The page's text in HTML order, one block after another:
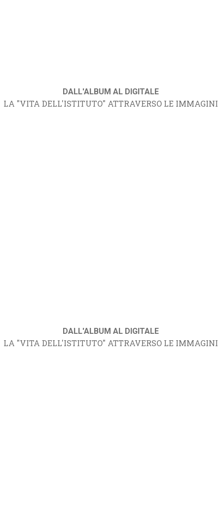
DALL'ALBUM AL DIGITALE
LA "VITA DELL'ISTITUTO" ATTRAVERSO LE IMMAGINI
DALL'ALBUM AL DIGITALE
LA "VITA DELL'ISTITUTO" ATTRAVERSO LE IMMAGINI